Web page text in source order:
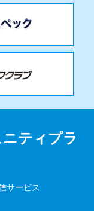
ティプラ
サービス